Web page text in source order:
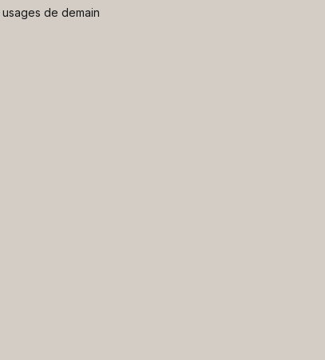
de demain